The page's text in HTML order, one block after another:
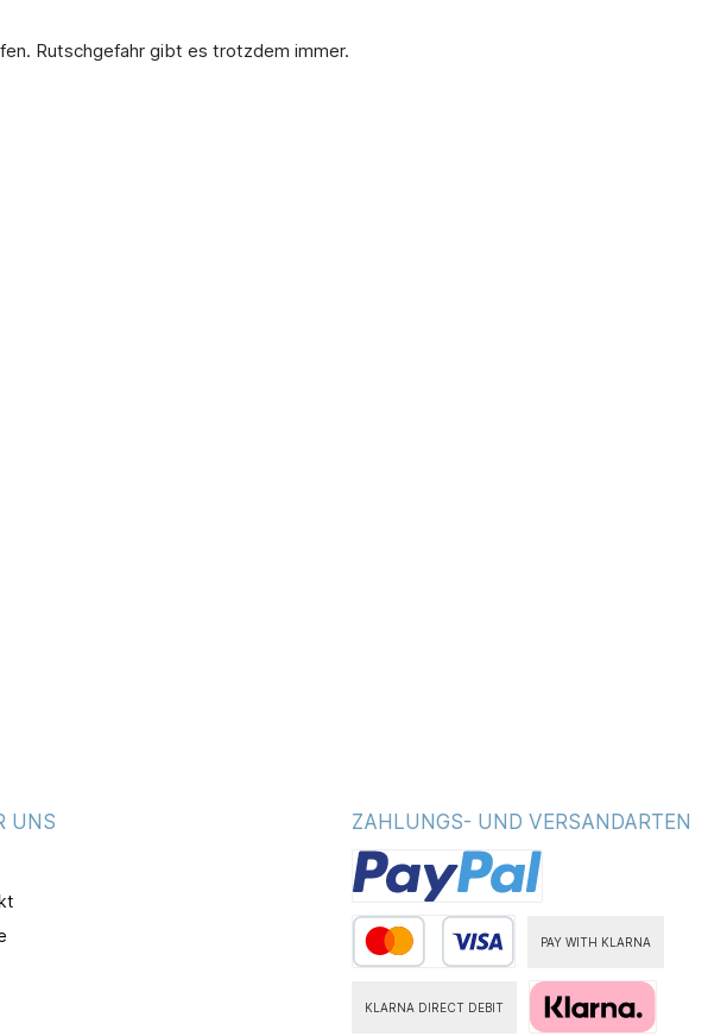
Rutschgefahr gibt es trotzdem immer.
UNS ZAHLUNGS- UND VERSANDARTEN
PAY WITH KLARNA
KLARNA DIRECT DEBIT